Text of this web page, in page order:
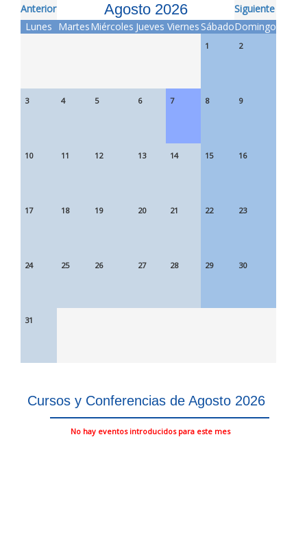
Anterior Agosto 2026
Siguiente
Lunes MartesMiércoles Jueves Viernes SábadoDomingo
1 2
3 4 5 6 7 8 9
10 11 12 13 14 15 16
17 18 19 20 21 22 23
24 25 26 27 28 29 30
31
Cursos y Conferencias de Agosto 2026
No hay eventos introducidos para este mes